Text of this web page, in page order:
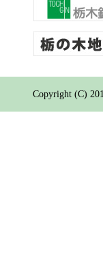
Copyright (C)